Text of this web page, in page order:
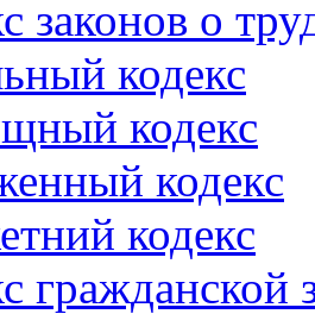
законов о
кодекс
кодекс
кодекс
кодекс
гражданской